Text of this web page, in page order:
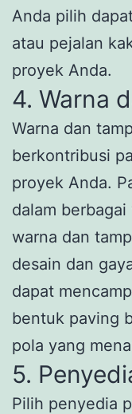
Anda pilih
atau pejalan
proyek Anda.
4. Warna
Warna dan
berkontribusi
proyek Anda.
dalam
warna dan
desain dan
dapat
bentuk paving
pola yang
5.
Pilih penyedia